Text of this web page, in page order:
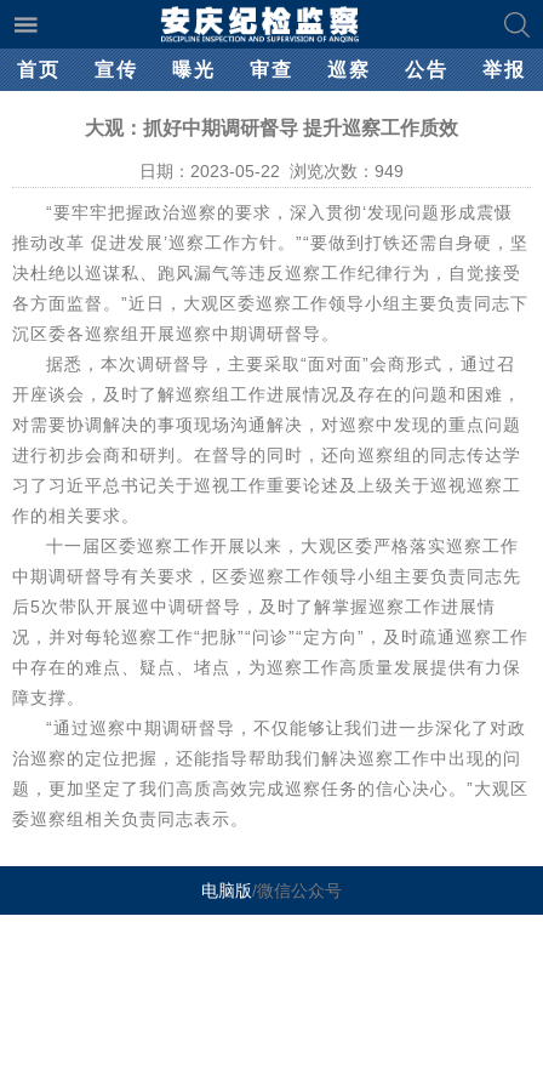
首页 宣传 曝光 审查 巡察 公告 举报
大观：抓好中期调研督导 提升巡察工作质效
日期：2023-05-22 浏览次数： 949
“要牢牢把握政治巡察的要求，深入贯彻‘发现问题形成震慑
推动改革 促进发展’巡察工作方针。”“要做到打铁还需自身硬，坚
决杜绝以巡谋私、跑风漏气等违反巡察工作纪律行为，自觉接受
各方面监督。”近日，大观区委巡察工作领导小组主要负责同志下
沉区委各巡察组开展巡察中期调研督导。
据悉，本次调研督导，主要采取“面对面”会商形式，通过召
开座谈会，及时了解巡察组工作进展情况及存在的问题和困难，
对需要协调解决的事项现场沟通解决，对巡察中发现的重点问题
进行初步会商和研判。在督导的同时，还向巡察组的同志传达学
习了习近平总书记关于巡视工作重要论述及上级关于巡视巡察工
作的相关要求。
十一届区委巡察工作开展以来，大观区委严格落实巡察工作
中期调研督导有关要求，区委巡察工作领导小组主要负责同志先
后5次带队开展巡中调研督导，及时了解掌握巡察工作进展情
况，并对每轮巡察工作“把脉”“问诊”“定方向”，及时疏通巡察工作
中存在的难点、疑点、堵点，为巡察工作高质量发展提供有力保
障支撑。
“通过巡察中期调研督导，不仅能够让我们进一步深化了对政
治巡察的定位把握，还能指导帮助我们解决巡察工作中出现的问
题，更加坚定了我们高质高效完成巡察任务的信心决心。”大观区
委巡察组相关负责同志表示。
电脑版/微信公众号